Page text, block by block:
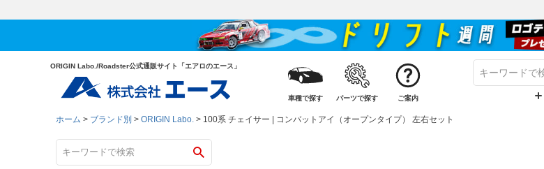
ORIGIN Labo./Roadster公式通販サイト「エアロのエース」
車種で探す パーツで探す ご案内
ホーム ブランド別 ORIGIN Labo. 100系 チェイサー | コンバットアイ（オープンタイプ） 左右セット